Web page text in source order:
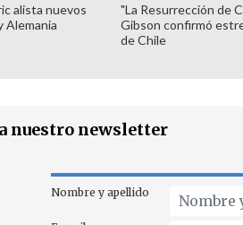
alista nuevos
Alemania
"La Resurrección de
Gibson confirmó
de Chile
nuestro newsletter
Nombre y apellido